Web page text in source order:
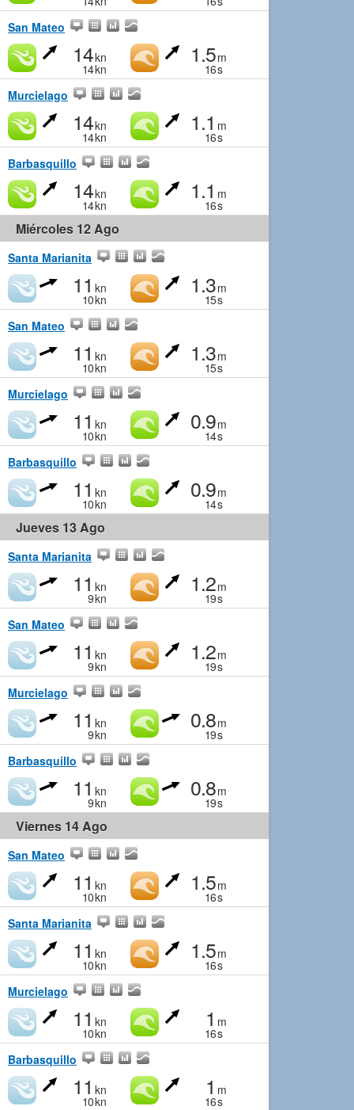
San Mateo
14kn
14kn
1.5m
16s
Murcielago
14kn
14kn
1.1 m
16s
Barbasquillo
14kn
14kn
1.1 m
16s
Miércoles 12 Ago
Santa Marianita
11 kn
10kn
1.3m
15s
San Mateo
11 kn
10kn
1.3m
15s
Murcielago
11 kn
10kn
0.9m
14s
Barbasquillo
11 kn
10kn
0.9m
14s
Jueves 13 Ago
Santa Marianita
11 kn
9kn
1.2m
19s
San Mateo
11 kn
9kn
1.2m
19s
Murcielago
11 kn
9kn
0.8m
19s
Barbasquillo
11 kn
9kn
0.8m
19s
Viernes 14 Ago
San Mateo
11 kn
10kn
1.5m
16s
Santa Marianita
11 kn
10kn
1.5m
16s
Murcielago
11 kn
10kn
1 m
16s
Barbasquillo
11 kn
10kn
1 m
16s